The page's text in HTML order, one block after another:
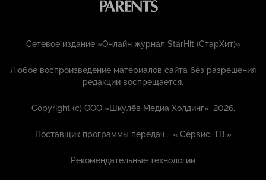
Сетевое издание «Онлайн журнал StarHit (СтарХит)»
Любое воспроизведение материалов сайта без разрешения
редакции воспрещается.
Copyright (с) ООО «Шкулёв Медиа Холдинг», 2026.
Поставщик программы передач - «Сервис-ТВ »
Рекомендательные технологии